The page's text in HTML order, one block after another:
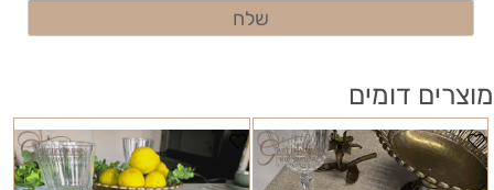
מוצרים דומים